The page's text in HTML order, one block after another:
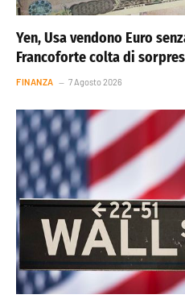
Yen, Usa vendono Euro
Francoforte colta di
FINANZA 7 Agosto 2026